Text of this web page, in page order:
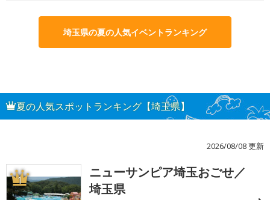
埼玉県の夏の人気イベントランキング
夏の人気スポットランキング【埼玉県】
2026/08/08 更新
1
ニューサンピア埼玉おごせ／
埼玉県